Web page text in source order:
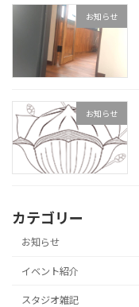
お知らせ
お知らせ
カテゴリー
お知らせ
イベント紹介
スタジオ雑記